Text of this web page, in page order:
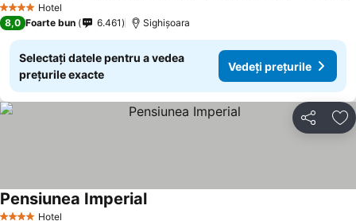
4 Stele Hotel
8,0 Foarte bun 6.461 Sighișoara
Selectați datele pentru a vedea
prețurile exacte
Vedeți prețurile
Distribuiți
Hotel
Pensiunea Imperial